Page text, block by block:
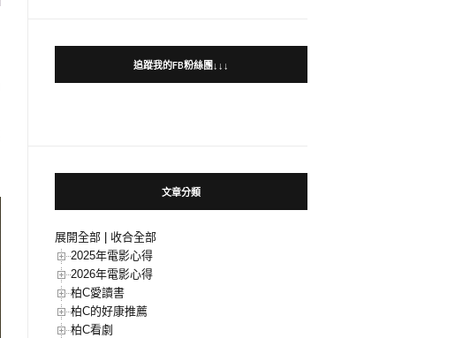
追蹤我的FB粉絲團↓↓↓
文章分類
展開全部
收合全部
2025年電影心得
2026年電影心得
柏C愛讀書
柏C的好康推薦
柏C看劇